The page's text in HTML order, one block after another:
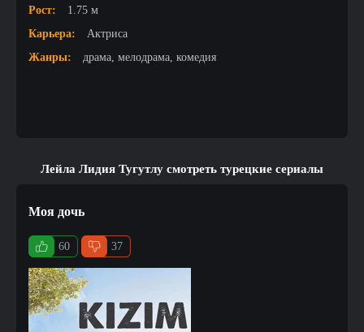
Рост:
1.75 м
Карьера:
Актриса
Жанры:
драма, мелодрама, комедия
Лейла Лидия Тугутлу смотреть турецкие сериалы
Моя дочь
60 37